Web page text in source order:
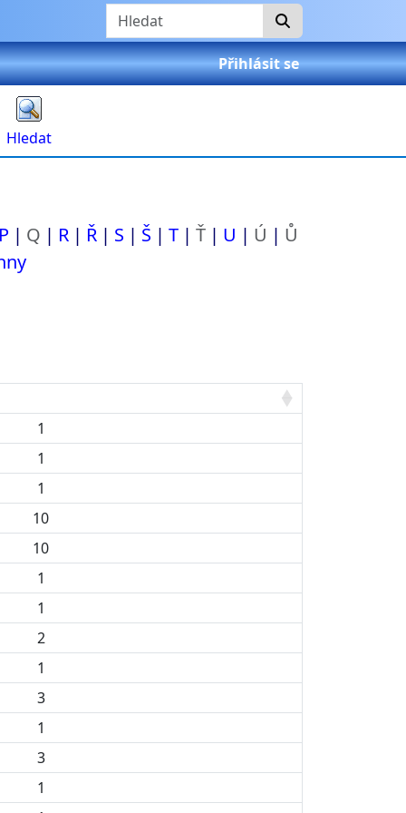
Hledat
Přihlásit se
Hledat
P Q R Ř S Š T Ť U Ú
Ů
1
1
1
10
10
1
1
2
1
3
1
3
1